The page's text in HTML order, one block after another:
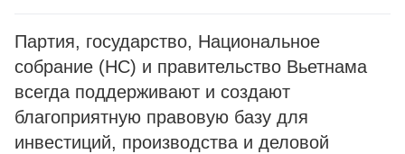
Партия, государство, Национальное
собрание (НС) и правительство Вьетнама
всегда поддерживают и создают
благоприятную правовую базу для
инвестиций, производства и деловой